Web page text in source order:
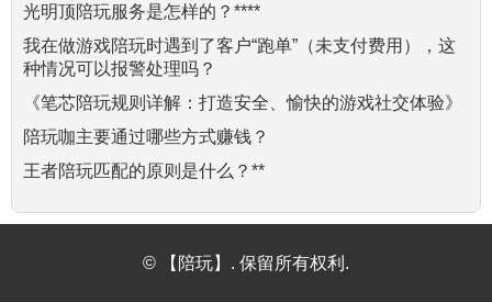
光明顶陪玩服务是怎样的？****
我在做游戏陪玩时遇到了客户“跑单”（未支付费用），这
种情况可以报警处理吗？
《笔芯陪玩规则详解：打造安全、愉快的游戏社交体验》
陪玩咖主要通过哪些方式赚钱？
王者陪玩匹配的原则是什么？**
© 【陪玩】. 保留所有权利.